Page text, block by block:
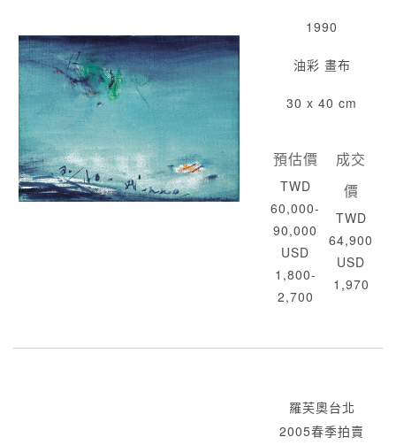
1990
油彩 畫布
30 x 40 cm
預估價
TWD
60,000-
90,000
USD
1,800-
2,700
成交
價
TWD
64,900
USD
1,970
羅芙奧台北
2005春季拍賣